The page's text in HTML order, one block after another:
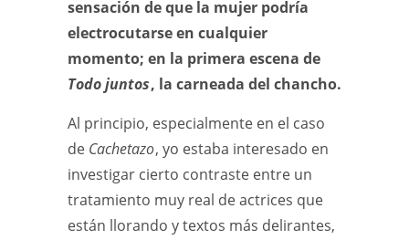
sensación de que la mujer podría
electrocutarse en cualquier
momento; en la primera escena de
Todo juntos, la carneada del chancho.
Al principio, especialmente en el caso
de Cachetazo, yo estaba interesado en
investigar cierto contraste entre un
tratamiento muy real de actrices que
están llorando y textos más delirantes,